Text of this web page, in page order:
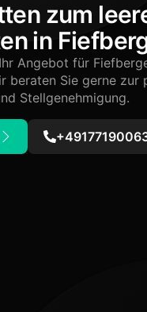
zum
in
Angebot für
beraten Sie gerne zur
Stellgenehmigung.